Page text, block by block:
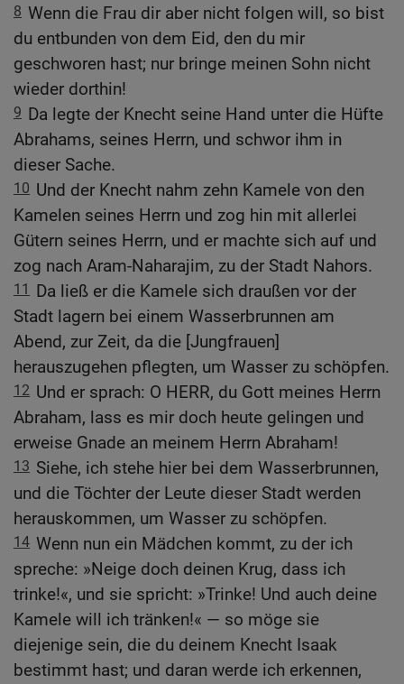
8 Wenn die Frau dir aber nicht folgen will, so bist
du entbunden von dem Eid, den du mir
geschworen hast; nur bringe meinen Sohn nicht
wieder dorthin!
9 Da legte der Knecht seine Hand unter die Hüfte
Abrahams, seines Herrn, und schwor ihm in
dieser Sache.
10 Und der Knecht nahm zehn Kamele von den
Kamelen seines Herrn und zog hin mit allerlei
Gütern seines Herrn, und er machte sich auf und
zog nach Aram-Naharajim, zu der Stadt Nahors.
11
Da ließ er die Kamele sich draußen vor der
Stadt lagern bei einem Wasserbrunnen am
Abend, zur Zeit, da die [Jungfrauen]
herauszugehen pflegten, um Wasser zu schöpfen.
12 Und er sprach: O HERR, du Gott meines Herrn
Abraham, lass es mir doch heute gelingen und
erweise Gnade an meinem Herrn Abraham!
13 Siehe, ich stehe hier bei dem Wasserbrunnen,
und die Töchter der Leute dieser Stadt werden
herauskommen, um Wasser zu schöpfen.
14 Wenn nun ein Mädchen kommt, zu der ich
spreche: »Neige doch deinen Krug, dass ich
trinke!«, und sie spricht: »Trinke! Und auch deine
Kamele will ich tränken!« — so möge sie
diejenige sein, die du deinem Knecht Isaak
bestimmt hast; und daran werde ich erkennen,